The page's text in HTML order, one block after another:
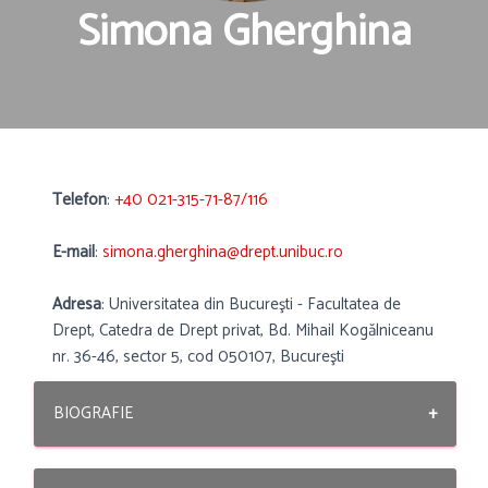
Simona Gherghina
Telefon: +40 021-315-71-87/116
E-mail: simona.gherghina@drept.unibuc.ro
Adresa: Universitatea din Bucureşti - Facultatea de
Drept, Catedra de Drept privat, Bd. Mihail Kogălniceanu
nr. 36-46, sector 5, cod 050107, Bucureşti
BIOGRAFIE